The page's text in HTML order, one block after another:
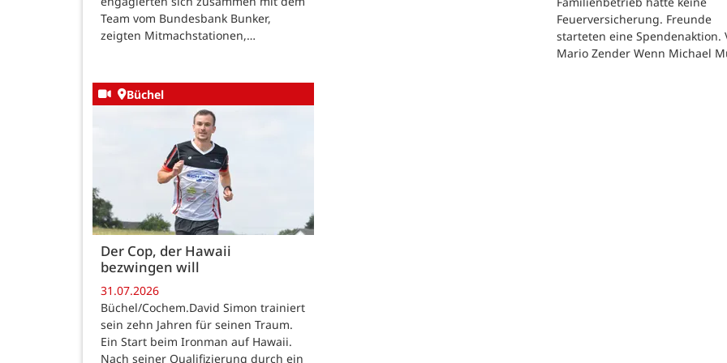
Team vom Bundesbank Bunker,
zeigten Mitmachstationen,…
Feuerversicherung. Freunde
starteten eine Spendenaktion.
Mario Zender Wenn Michael
Büchel
Der Cop, der Hawaii
bezwingen will
31.07.2026
Büchel/Cochem.David Simon trainiert
sein zehn Jahren für seinen Traum.
Ein Start beim Ironman auf Hawaii.
Nach seiner Qualifizierung durch ein